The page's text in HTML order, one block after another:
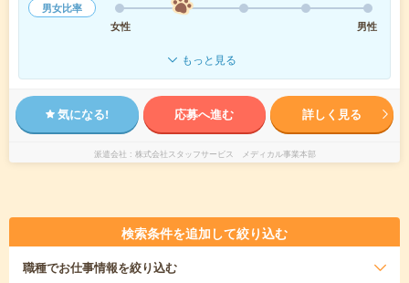
男女比率
女性
男性
もっと見る
気になる! 応募へ進む 詳しく見る
派遣会社 株式会社スタッフサービス メディカル事業本部
検索条件を追加して絞り込む
職種でお仕事情報を絞り込む